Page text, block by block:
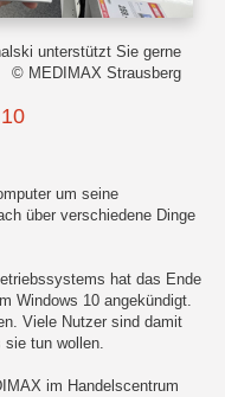
unterstützt Sie gerne
© MEDIMAX Strausberg
um seine
über verschiedene Dinge
hat das Ende
Windows 10 angekündigt.
Viele Nutzer sind damit
sie tun wollen.
im Handelscentrum